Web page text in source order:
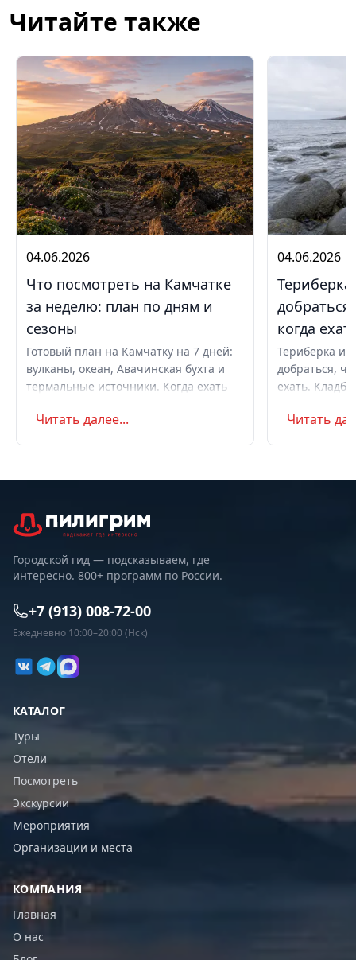
Читайте также
04.06.2026
Что посмотреть на Камчатке
за неделю: план по дням и
сезоны
Готовый план на Камчатку на 7 дней:
вулканы, океан, Авачинская бухта и
термальные источники. Когда ехать
самостоятельно или с туром.
Читать далее...
04.06.2026
когда
Териберка
добраться,
ехать.
Маршрут на
Читать
Городской гид — подсказываем, где
интересно. 800+ программ по России.
+7 (913) 008-72-00
Ежедневно 10:00–20:00 (Нск)
КАТАЛОГ
Туры
Отели
Посмотреть
Экскурсии
Мероприятия
Организации и места
КОМПАНИЯ
Главная
О нас